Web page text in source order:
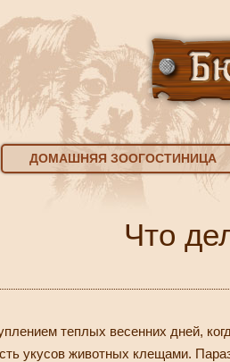
ДОМАШНЯЯ ЗООГОСТИНИЦА
Что
теплых весенних дней,
укусов животных клещами.